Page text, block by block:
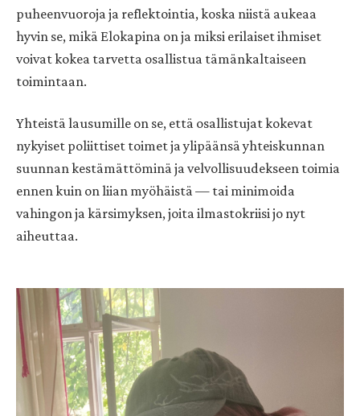
puheenvuoroja ja reflektointia, koska niistä aukeaa
hyvin se, mikä Elokapina on ja miksi erilaiset ihmiset
voivat kokea tarvetta osallistua tämänkaltaiseen
toimintaan.
Yhteistä lausumille on se, että osallistujat kokevat
nykyiset poliittiset toimet ja ylipäänsä yhteiskunnan
suunnan kestämättöminä ja velvollisuudekseen toimia
ennen kuin on liian myöhäistä — tai minimoida
vahingon ja kärsimyksen, joita ilmastokriisi jo nyt
aiheuttaa.